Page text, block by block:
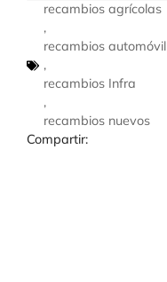
recambios agrícolas
,
recambios automóvil
,
recambios Infra
,
recambios nuevos
Compartir: